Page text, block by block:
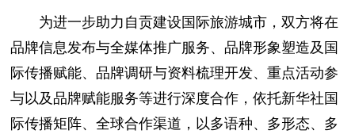
为进一步助力自贡建设国际旅游城市，双方将在
品牌信息发布与全媒体推广服务、品牌形象塑造及国
际传播赋能、品牌调研与资料梳理开发、重点活动参
与以及品牌赋能服务等进行深度合作，依托新华社国
际传播矩阵、全球合作渠道，以多语种、多形态、多